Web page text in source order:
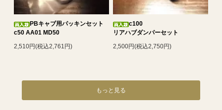
PBキャブ用パッキンセット
c50 AA01 MD50
2,510円(税込2,761円)
c100
リアハブダンパーセット
2,500円(税込2,750円)
もっと見る